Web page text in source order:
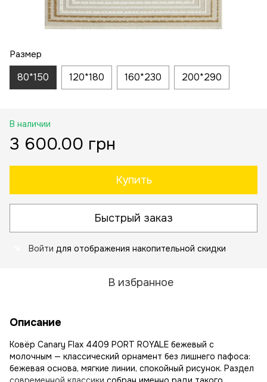
Размер
80*150 120*180 160*230 200*290
В наличии
3 600.00 грн
Купить
Быстрый заказ
Войти для отображения накопительной скидки
В избранное
Описание
Ковёр Canary Flax 4409 PORT ROYALE бежевый с
молочным — классический орнамент без лишнего пафоса:
бежевая основа, мягкие линии, спокойный рисунок. Раздел